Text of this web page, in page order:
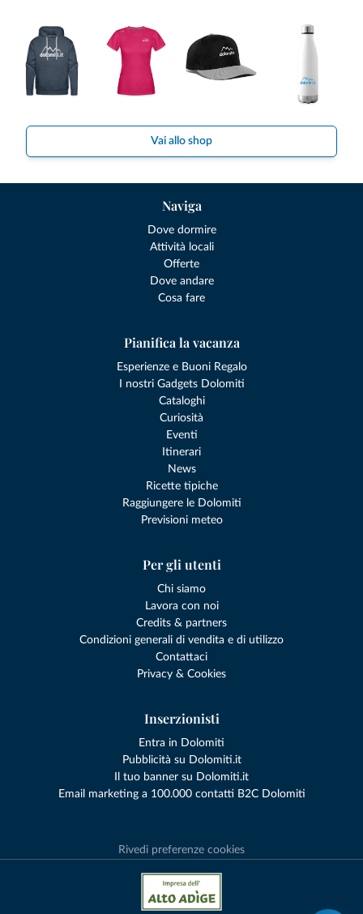
Vai allo shop
Naviga
Dove dormire
Attività locali
Offerte
Dove andare
Cosa fare
Pianifica la vacanza
Esperienze e Buoni Regalo
I nostri Gadgets Dolomiti
Cataloghi
Curiosità
Eventi
Itinerari
News
Ricette tipiche
Raggiungere le Dolomiti
Previsioni meteo
Per gli utenti
Chi siamo
Lavora con noi
Credits & partners
Condizioni generali di vendita e di utilizzo
Contattaci
Privacy & Cookies
Inserzionisti
Entra in Dolomiti
Pubblicità su Dolomiti.it
Il tuo banner su Dolomiti.it
Email marketing a 100.000 contatti B2C Dolomiti
Rivedi preferenze cookies